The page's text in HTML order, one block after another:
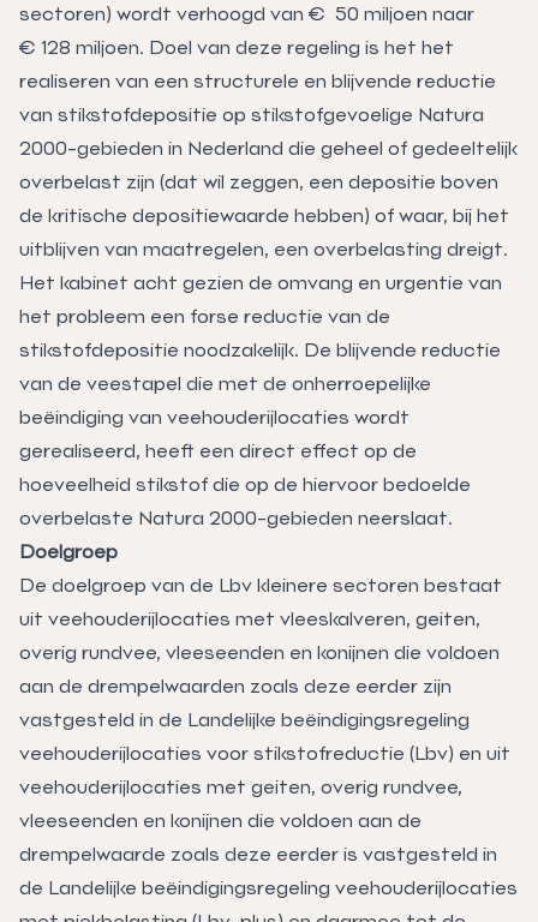
sectoren) wordt verhoogd van € 50 miljoen naar
€ 128 miljoen. Doel van deze regeling is het het
realiseren van een structurele en blijvende reductie
van stikstofdepositie op stikstofgevoelige Natura
2000-gebieden in Nederland die geheel of gedeeltelijk
overbelast zijn (dat wil zeggen, een depositie boven
de kritische depositiewaarde hebben) of waar, bij het
uitblijven van maatregelen, een overbelasting dreigt.
Het kabinet acht gezien de omvang en urgentie van
het probleem een forse reductie van de
stikstofdepositie noodzakelijk. De blijvende reductie
van de veestapel die met de onherroepelijke
beëindiging van veehouderijlocaties wordt
gerealiseerd, heeft een direct effect op de
hoeveelheid stikstof die op de hiervoor bedoelde
overbelaste Natura 2000-gebieden neerslaat.
Doelgroep
De doelgroep van de Lbv kleinere sectoren bestaat
uit veehouderijlocaties met vleeskalveren, geiten,
overig rundvee, vleeseenden en konijnen die voldoen
aan de drempelwaarden zoals deze eerder zijn
vastgesteld in de Landelijke beëindigingsregeling
veehouderijlocaties voor stikstofreductie (Lbv) en uit
veehouderijlocaties met geiten, overig rundvee,
vleeseenden en konijnen die voldoen aan de
drempelwaarde zoals deze eerder is vastgesteld in
de Landelijke beëindigingsregeling veehouderijlocaties